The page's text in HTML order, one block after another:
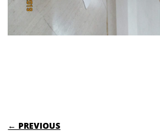
POST NAVIGATION
← PREVIOUS